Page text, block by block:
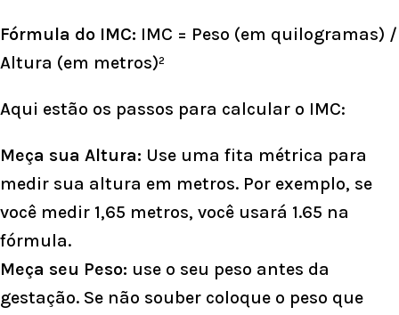
Fórmula do IMC: IMC = Peso (em quilogramas) /
Altura (em metros)²
Aqui estão os passos para calcular o IMC:
Meça sua Altura: Use uma fita métrica para
medir sua altura em metros. Por exemplo, se
você medir 1,65 metros, você usará 1.65 na
fórmula.
Meça seu Peso: use o seu peso antes da
gestação. Se não souber coloque o peso que